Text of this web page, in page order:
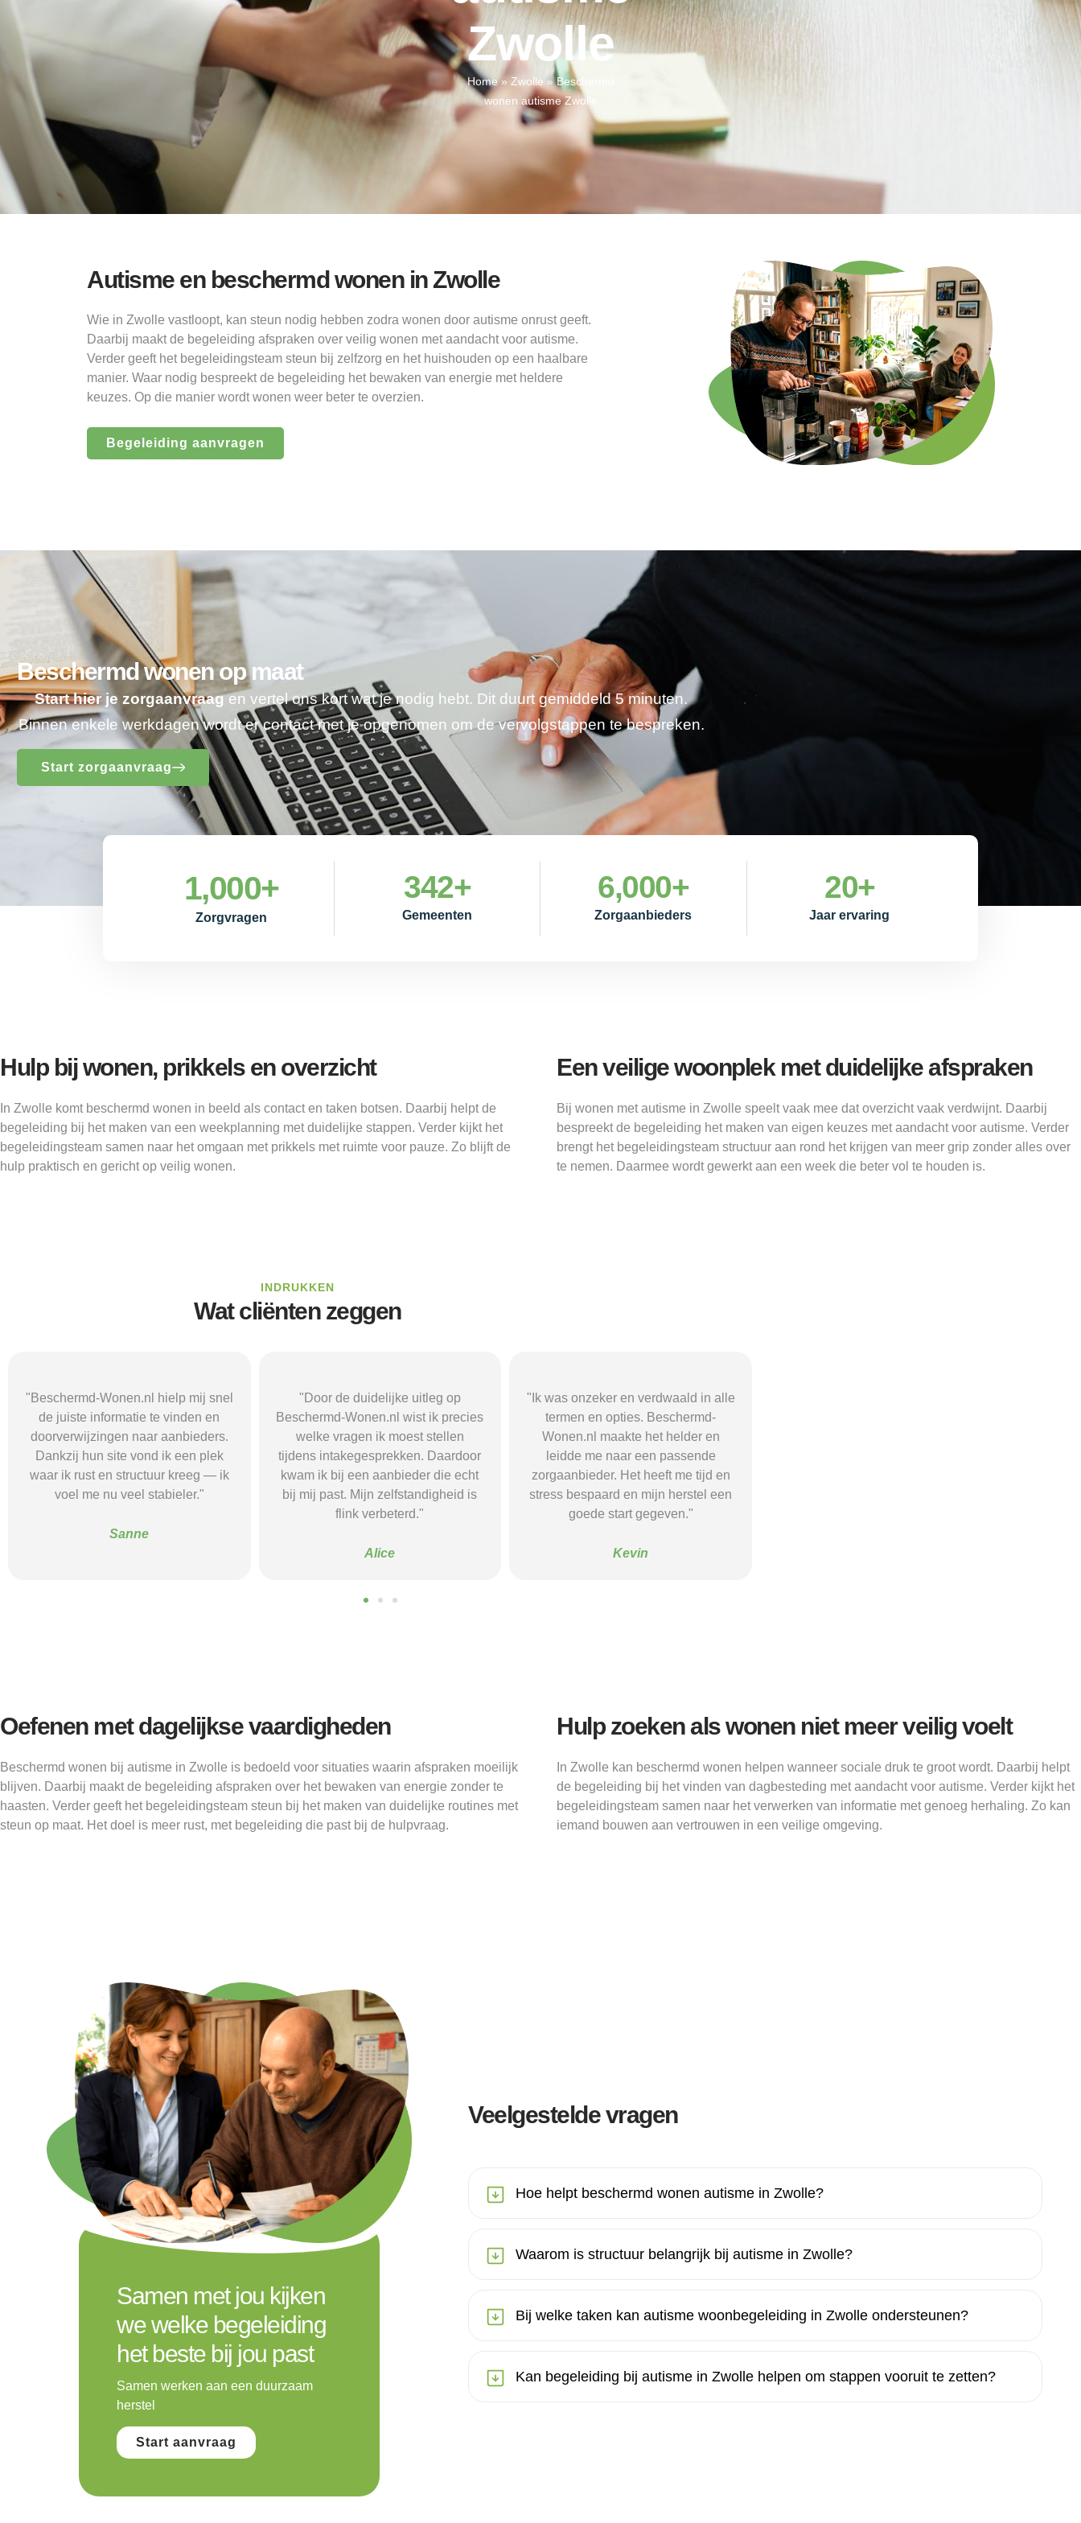
Zwolle
Home» Zwolle»Beschermd
wonen autisme Zwolle
Autisme en beschermd wonen in Zwolle
Wie in Zwolle vastloopt, kan steun nodig hebben zodra wonen door autisme onrust geeft.
Daarbij maakt de begeleiding afspraken over veilig wonen met aandacht voor autisme.
Verder geeft het begeleidingsteam steun bij zelfzorg en het huishouden op een haalbare
manier. Waar nodig bespreekt de begeleiding het bewaken van energie met heldere
keuzes. Op die manier wordt wonen weer beter te overzien.
Begeleiding aanvragen
Beschermd wonen op maat
Start hier je zorgaanvraagen vertel ons kort wat je nodig hebt. Dit duurt gemiddeld 5 minuten.
Binnen enkele werkdagen wordt er contact met je opgenomen om de vervolgstappen te bespreken.
Start zorgaanvraag
Zorgvragen
1,000+
Gemeenten
342+
Zorgaanbieders
6,000+
Jaar ervaring
20+
Hulp bij wonen, prikkels en overzicht
In Zwolle komt beschermd wonen in beeld als contact en taken botsen. Daarbij helpt de
begeleiding bij het maken van een weekplanning met duidelijke stappen. Verder kijkt het
begeleidingsteam samen naar het omgaan met prikkels met ruimte voor pauze. Zo blijft de
hulp praktisch en gericht op veilig wonen.
Een veilige woonplek met duidelijke afspraken
Bij wonen met autisme in Zwolle speelt vaak mee dat overzicht vaak verdwijnt. Daarbij
bespreekt de begeleiding het maken van eigen keuzes met aandacht voor autisme. Verder
brengt het begeleidingsteam structuur aan rond het krijgen van meer grip zonder alles over
te nemen. Daarmee wordt gewerkt aan een week die beter vol te houden is.
INDRUKKEN
Wat cliënten zeggen
"Door de duidelijke uitleg op
Beschermd-Wonen.nl wist ik precies
welke vragen ik moest stellen
tijdens intakegesprekken. Daardoor
kwam ik bij een aanbieder die echt
bij mij past. Mijn zelfstandigheid is
"Ik was onzeker en verdwaald in alle
termen en opties. Beschermd-
Wonen.nl maakte het helder en
leidde me naar een passende
zorgaanbieder. Het heeft me tijd en
stress bespaard en mijn herstel een
goede start gegeven."
Kevin
"Beschermd-Wonen.nl hielp mij snel
de juiste informatie te vinden en
doorverwijzingen naar aanbieders.
Dankzij hun site vond ik een plek
waar ik rust en structuur kreeg — ik
voel me nu veel stabieler."
Oefenen met dagelijkse vaardigheden
Beschermd wonen bij autisme in Zwolle is bedoeld voor situaties waarin afspraken moeilijk
blijven. Daarbij maakt de begeleiding afspraken over het bewaken van energie zonder te
haasten. Verder geeft het begeleidingsteam steun bij het maken van duidelijke routines met
steun op maat. Het doel is meer rust, met begeleiding die past bij de hulpvraag.
Hulp zoeken als wonen niet meer veilig voelt
In Zwolle kan beschermd wonen helpen wanneer sociale druk te groot wordt. Daarbij helpt
de begeleiding bij het vinden van dagbesteding met aandacht voor autisme. Verder kijkt het
begeleidingsteam samen naar het verwerken van informatie met genoeg herhaling. Zo kan
iemand bouwen aan vertrouwen in een veilige omgeving.
Samen met jou kijken
we welke begeleiding
het beste bij jou past
Samen werken aan een duurzaam
herstel
Start aanvraag
Veelgestelde vragen
Hoe helpt beschermd wonen autisme in Zwolle?
Waarom is structuur belangrijk bij autisme in Zwolle?
Bij welke taken kan autisme woonbegeleiding in Zwolle ondersteunen?
Kan begeleiding bij autisme in Zwolle helpen om stappen vooruit te zetten?